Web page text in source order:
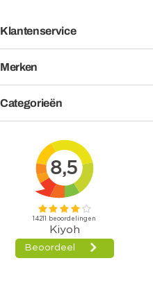
Klantenservice
Merken
Categorieën